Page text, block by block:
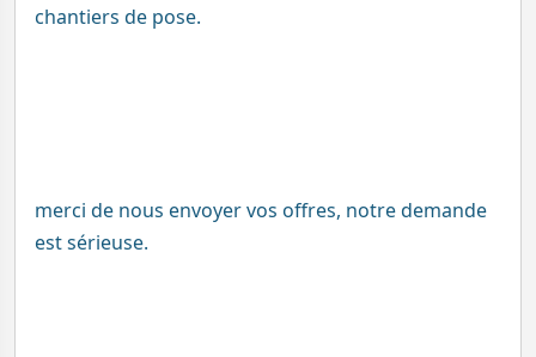
chantiers de pose.
merci de nous envoyer vos offres, notre demande
est sérieuse.